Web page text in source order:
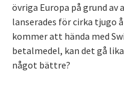
övriga Europa på grund
lanserades för cirka tjugo
kommer att hända med
betalmedel, kan det gå
något bättre?